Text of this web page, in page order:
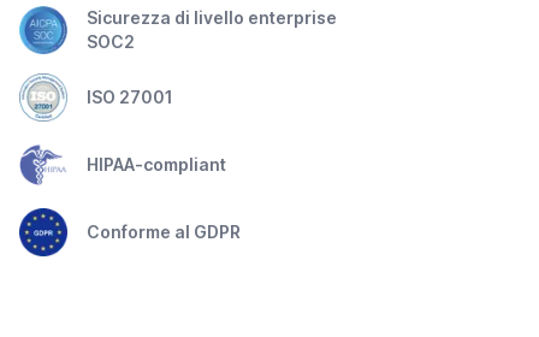
Sicurezza di livello enterprise
SOC2
ISO 27001
HIPAA-compliant
Conforme al GDPR